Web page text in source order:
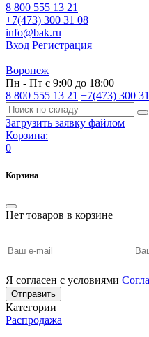
8 800 555 13 21
+7(473) 300 31 08
info@bak.ru
Вход Регистрация
Воронеж
Пн - Пт с 9:00 до 18:00
8 800 555 13 21 +7(473) 300
Загрузить заявку файлом
Корзина:
0
Корзина
Нет товаров в корзине
Я согласен с условиями
Отправить
Категории
Распродажа